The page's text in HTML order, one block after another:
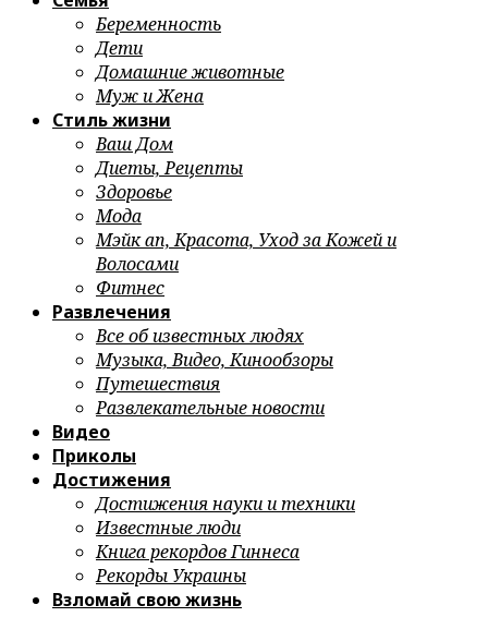
Беременность
Дети
Домашние животные
Муж и Жена
Стиль жизни
Ваш Дом
Диеты, Рецепты
Здоровье
Мода
Мэйк ап, Красота, Уход за Кожей и
Волосами
Фитнес
Развлечения
Все об известных людях
Музыка, Видео, Кинообзоры
Путешествия
Развлекательные новости
Видео
Приколы
Достижения
Достижения науки и техники
Известные люди
Книга рекордов Гиннеса
Рекорды Украины
Взломай свою жизнь